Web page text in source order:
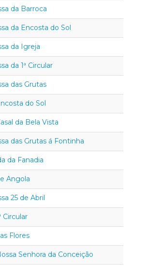
da Barroca
da Encosta do Sol
da Igreja
da 1ª Circular
das Grutas
do Sol
da Bela Vista
das Grutas á Fontinha
da Fanadia
Angola
25 de Abril
Circular
Flores
Senhora da Conceição